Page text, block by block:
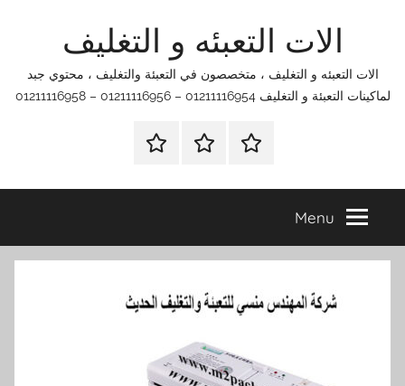
الات التعبئه و التغليف
الات التعبئه و التغليف ، متخصصون في التعبئة والتغليف ، محتوي جبد
لماكينات التعبئة و التغليف 01211116954 – 01211116956 – 01211116958
الرئيسيةاتصل
اتـصـل
في
التي
Menu